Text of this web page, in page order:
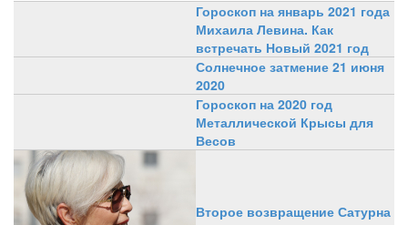
Гороскоп на январь 2021 года
Михаила Левина. Как
встречать Новый 2021 год
Солнечное затмение 21 июня
2020
Гороскоп на 2020 год
Металлической Крысы для
Весов
Второе возвращение Сатурна